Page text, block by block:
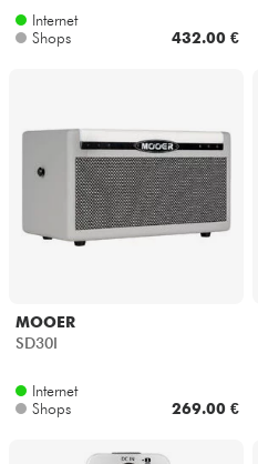
Internet
Shops
432.00 €
MOOER
SD30I
Internet
Shops
269.00 €